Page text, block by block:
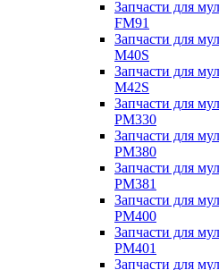
Запчасти для
FM91
Запчасти для
M40S
Запчасти для
M42S
Запчасти для
PM330
Запчасти для
PM380
Запчасти для
PM381
Запчасти для
PM400
Запчасти для
PM401
Запчасти для